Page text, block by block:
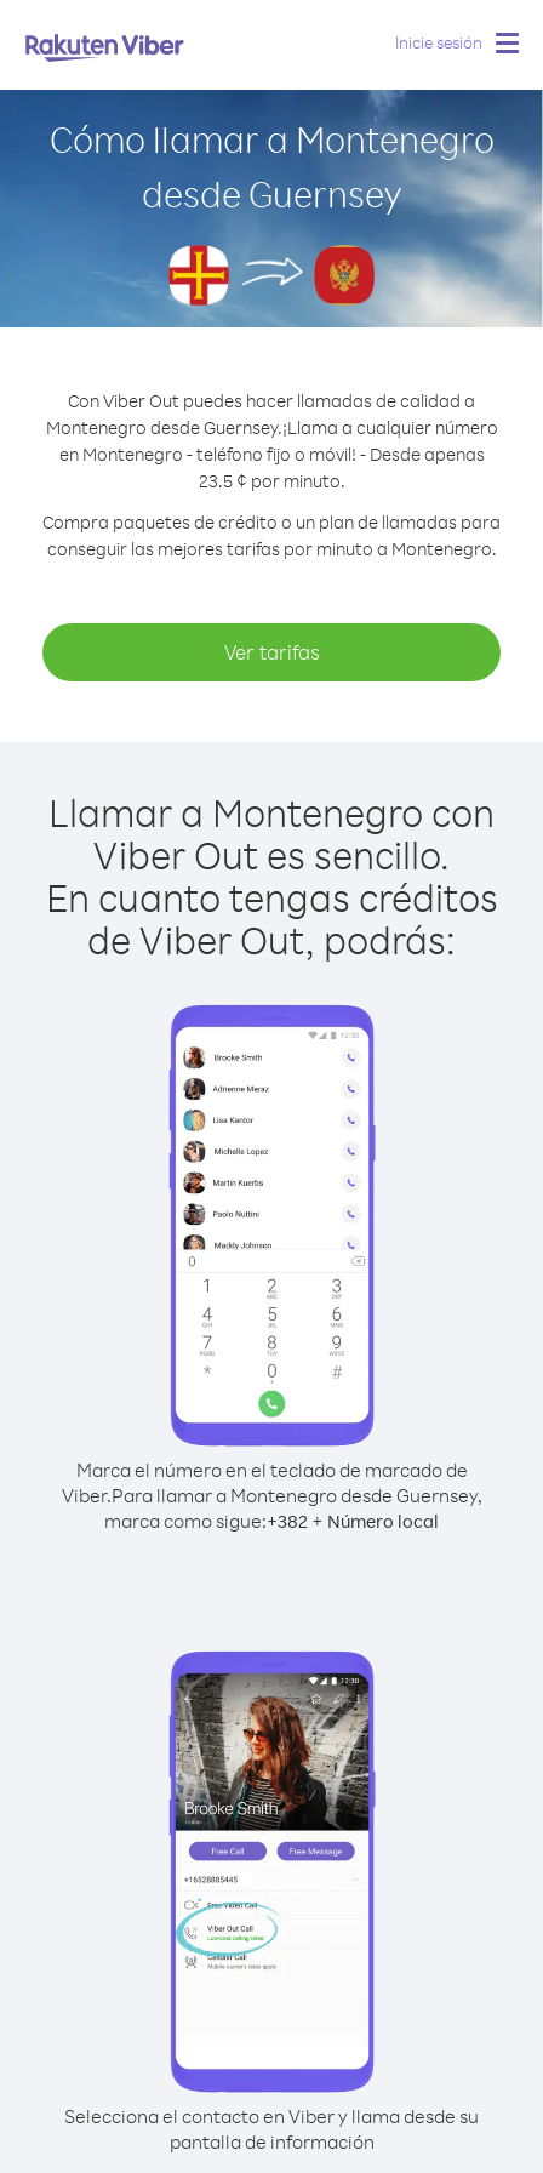
Inicie sesión
Cómo llamar a Montenegro
desde Guernsey
Con Viber Out puedes hacer llamadas de calidad a
Montenegro desde Guernsey.¡Llama a cualquier número
en Montenegro - teléfono fijo o móvil! - Desde apenas
23.5 ¢ por minuto.
Compra paquetes de crédito o un plan de llamadas para
conseguir las mejores tarifas por minuto a Montenegro.
Ver tarifas
Llamar a Montenegro con
Viber Out es sencillo.
En cuanto tengas créditos
de Viber Out, podrás:
Marca el número en el teclado de marcado de
Viber.Para llamar a Montenegro desde Guernsey,
marca como sigue:+382 + Número local
Selecciona el contacto en Viber y llama desde su
pantalla de información